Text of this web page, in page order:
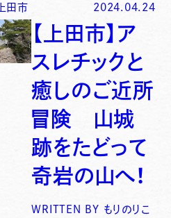
上田市 2024.04.24
【上田市】ア
スレチックと
癒しのご近所
冒険 山城
跡をたどって
奇岩の山へ！
WRITTEN BY もりのりこ